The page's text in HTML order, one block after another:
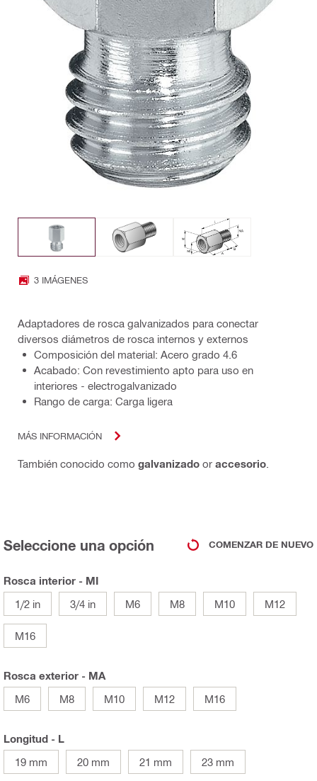
3 IMÁGENES
Adaptadores de rosca galvanizados para conectar
diversos diámetros de rosca internos y externos
Composición del material: Acero grado 4.6
Acabado: Con revestimiento apto para uso en
interiores - electrogalvanizado
Rango de carga: Carga ligera
MÁS INFORMACIÓN
También conocido como galvanizado or accesorio
Seleccione una opción COMENZAR DE NUEVO
Rosca interior - MI
1/2 in
3/4 in M6 M8 M10 M12
M16
Rosca exterior - MA
M6
M8 M10 M12 M16
Longitud - L
19 mm
20 mm 21 mm 23 mm